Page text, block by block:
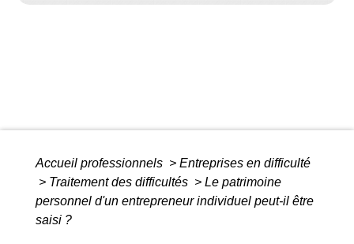
Accueil professionnels > Entreprises en difficulté
> Traitement des difficultés > Le patrimoine
personnel d'un entrepreneur individuel peut-il être
saisi ?